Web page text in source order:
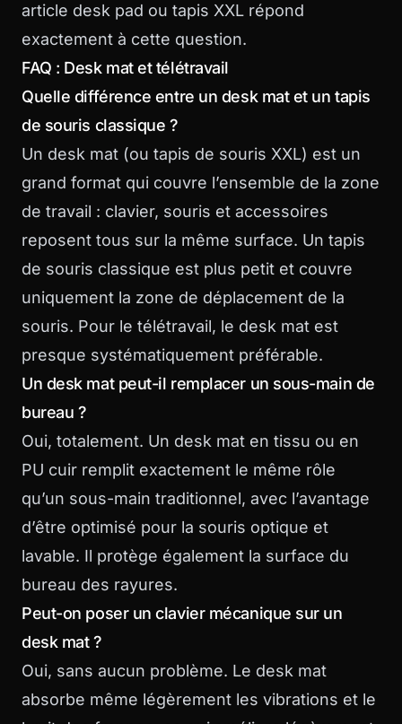
article desk pad ou tapis XXL répond
exactement à cette question.
FAQ : Desk mat et télétravail
Quelle différence entre un desk mat et un tapis
de souris classique ?
Un desk mat (ou tapis de souris XXL) est un
grand format qui couvre l’ensemble de la zone
de travail : clavier, souris et accessoires
reposent tous sur la même surface. Un tapis
de souris classique est plus petit et couvre
uniquement la zone de déplacement de la
souris. Pour le télétravail, le desk mat est
presque systématiquement préférable.
Un desk mat peut-il remplacer un sous-main de
bureau ?
Oui, totalement. Un desk mat en tissu ou en
PU cuir remplit exactement le même rôle
qu’un sous-main traditionnel, avec l’avantage
d’être optimisé pour la souris optique et
lavable. Il protège également la surface du
bureau des rayures.
Peut-on poser un clavier mécanique sur un
desk mat ?
Oui, sans aucun problème. Le desk mat
absorbe même légèrement les vibrations et le